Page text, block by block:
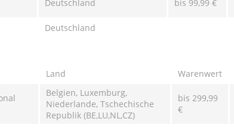
Deutschland bis 99,99 €
Deutschland
Land Warenwert
Belgien, Luxemburg,
Niederlande, Tschechische
Republik (BE,LU,NL,CZ)
bis 299,99
€